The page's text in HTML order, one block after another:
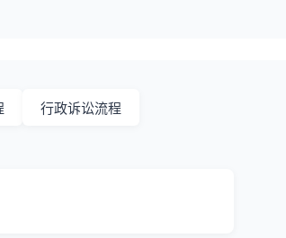
行政诉讼流程